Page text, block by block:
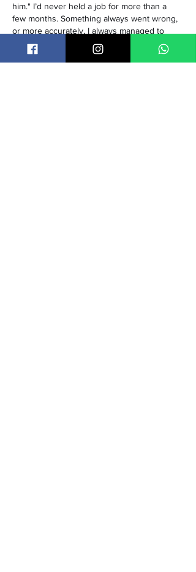
him." I’d never held a job for more than a
few months. Something always went wrong,
or more accurately, I always managed to
mess it up. I was the king of excuses, the
sultan of slacking. My days were a blur of